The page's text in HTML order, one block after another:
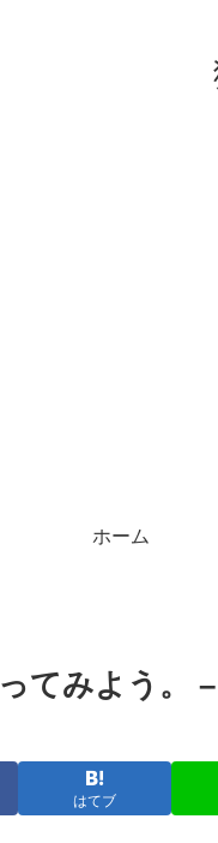
ホーム
てみよう。
はてブ